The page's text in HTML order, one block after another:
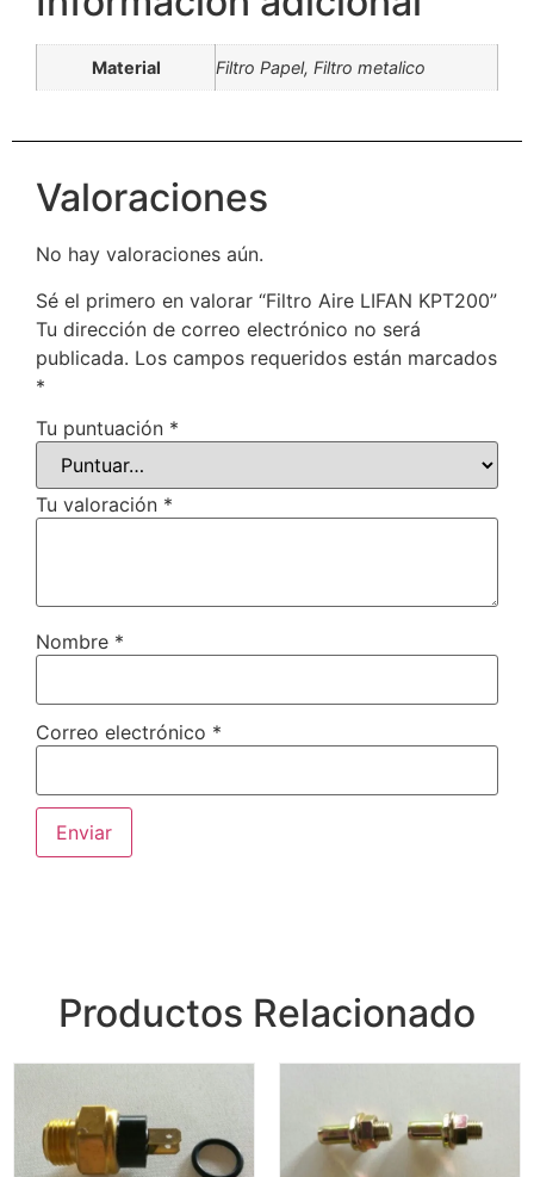
Material Filtro Papel, Filtro metalico
Valoraciones
No hay valoraciones aún.
Sé el primero en valorar “Filtro Aire LIFAN KPT200”
Tu dirección de correo electrónico no será
publicada. Los campos requeridos están marcados
*
Tu puntuación *
Tu valoración *
Nombre *
Correo electrónico *
Productos Relacionado